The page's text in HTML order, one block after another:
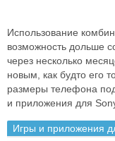
Использование
возможность дольше
через несколько
новым, как будто его
размеры телефона
и приложения для
Игры и приложения